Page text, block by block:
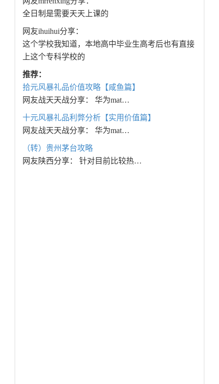
全日制是需要天天上课的
网友ihuihui分享：
这个学校我知道，本地高中毕业生高考后也有直接
上这个专科学校的
推荐：
拾元风暴礼品价值攻略【咸鱼篇】
网友战天天战分享： 华为mat…
十元风暴礼品利弊分析【实用价值篇】
网友战天天战分享： 华为mat…
（转）贵州茅台攻略
网友陕西分享： 针对目前比较热…